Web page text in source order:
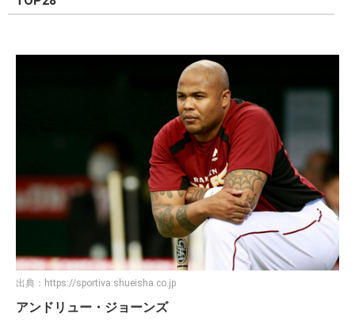
出典： https://sportiva.shueisha.co.jp
アンドリュー・ジョーンズ